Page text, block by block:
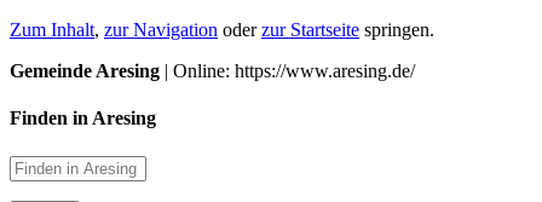
Zum Inhalt, zur Navigation oderzur Startseite springen.
Gemeinde Aresing | Online: https://www.aresing.de/
Finden in Aresing